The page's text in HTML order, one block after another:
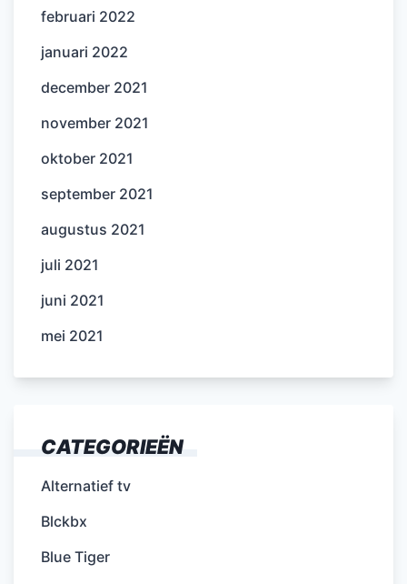
februari 2022
januari 2022
december 2021
november 2021
oktober 2021
september 2021
augustus 2021
juli 2021
juni 2021
mei 2021
CATEGORIEËN
Alternatief tv
Blckbx
Blue Tiger